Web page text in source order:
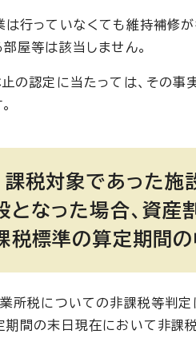
は行っていなくても維持補修
部屋等は該当しません。
止の認定に当たっては、その
税対象であった施設
となった場合、資産
税標準の算定期間の
税についての非課税等判定
期間の末日現在において非課